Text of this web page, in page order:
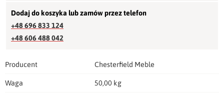
Dodaj do koszyka lub zamów przez telefon
+48 696 833 124
+48 606 488 042
Producent Chesterfield Meble
Waga 50,00 kg